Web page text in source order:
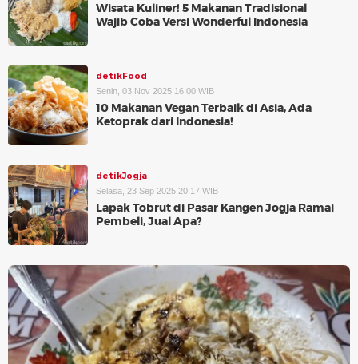
Wisata Kuliner! 5 Makanan Tradisional
Wajib Coba Versi Wonderful Indonesia
detikFood
Senin, 03 Nov 2025 16:00 WIB
10 Makanan Vegan Terbaik di Asia, Ada
Ketoprak dari Indonesia!
detikJogja
Selasa, 23 Sep 2025 20:17 WIB
Lapak Tobrut di Pasar Kangen Jogja Ramai
Pembeli, Jual Apa?